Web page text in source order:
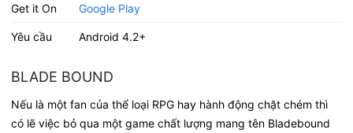
Get it On Google Play
Yêu cầu Android 4.2+
BLADE BOUND
Nếu là một fan của thể loại RPG hay hành động chặt chém thì
có lẽ việc bỏ qua một game chất lượng mang tên Bladebound